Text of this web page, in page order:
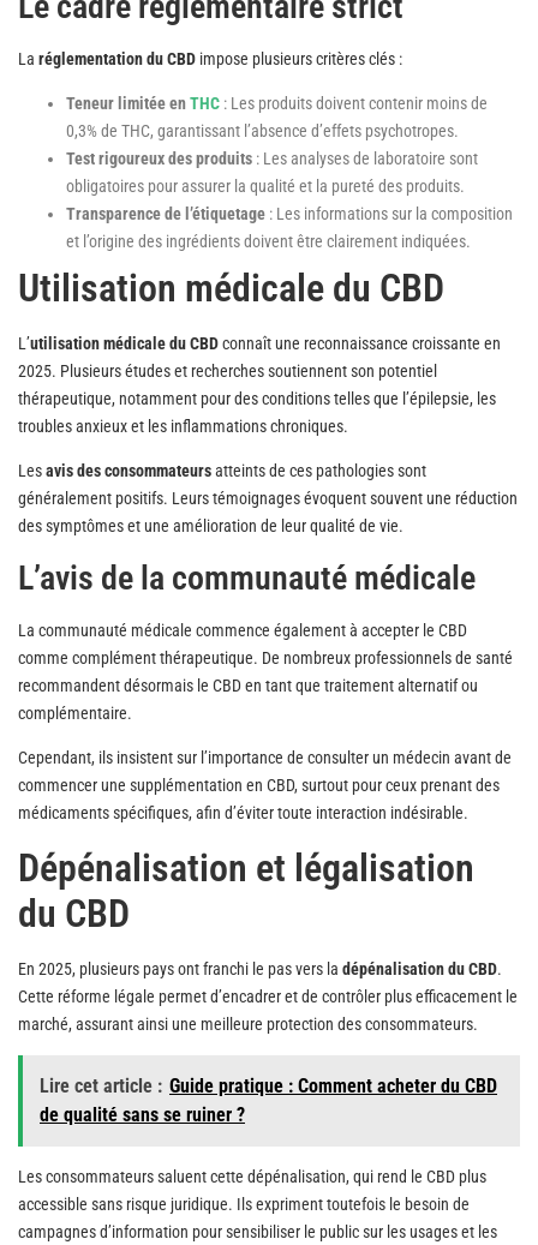
La réglementation du CBD impose plusieurs critères clés :
Teneur limitée enTHC : Les produits doivent contenir moins de
0,3% de THC, garantissant l’absence d’effets psychotropes.
Test rigoureux des produits : Les analyses de laboratoire sont
obligatoires pour assurer la qualité et la pureté des produits.
Transparence de l’étiquetage : Les informations sur la composition
et l’origine des ingrédients doivent être clairement indiquées.
Utilisation médicale du CBD
L’utilisation médicale du CBDconnaît une reconnaissance croissante en
2025. Plusieurs études et recherches soutiennent son potentiel
thérapeutique, notamment pour des conditions telles que l’épilepsie, les
troubles anxieux et les inflammations chroniques.
Lesavis des consommateursatteints de ces pathologies sont
généralement positifs. Leurs témoignages évoquent souvent une réduction
des symptômes et une amélioration de leur qualité de vie.
L’avis de la communauté médicale
La communauté médicale commence également à accepter le CBD
comme complément thérapeutique. De nombreux professionnels de santé
recommandent désormais le CBD en tant que traitement alternatif ou
complémentaire.
Cependant, ils insistent sur l’importance de consulter un médecin avant de
commencer une supplémentation en CBD, surtout pour ceux prenant des
médicaments spécifiques, afin d’éviter toute interaction indésirable.
Dépénalisation et légalisation
du CBD
En 2025, plusieurs pays ont franchi le pas vers la dépénalisation du CBD.
Cette réforme légale permet d’encadrer et de contrôler plus efficacement le
marché, assurant ainsi une meilleure protection des consommateurs.
Lire cet article : Guide pratique : Comment acheter du CBD
de qualité sans se ruiner ?
Les consommateurs saluent cette dépénalisation, qui rend le CBD plus
accessible sans risque juridique. Ils expriment toutefois le besoin de
campagnes d’information pour sensibiliser le public sur les usages et les